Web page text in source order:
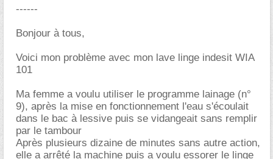
------
Bonjour à tous,
Voici mon problème avec mon lave linge indesit WIA
101
Ma femme a voulu utiliser le programme lainage (n°
9), après la mise en fonctionnement l'eau s'écoulait
dans le bac à lessive puis se vidangeait sans remplir
par le tambour
Après plusieurs dizaine de minutes sans autre action,
elle a arrêté la machine puis a voulu essorer le linge